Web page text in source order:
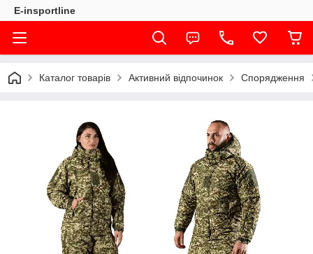
E-insportline
Каталог товарів Активний відпочинок Спорядження